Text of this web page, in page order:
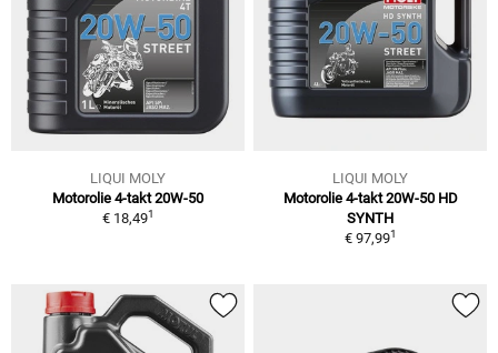
LIQUI MOLY
Motorolie 4-takt 20W-50
€ 18,491
LIQUI MOLY
Motorolie 4-takt 20W-50 HD
SYNTH
€ 97,991